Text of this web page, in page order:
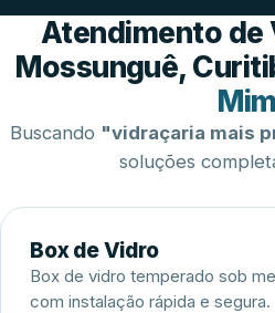
Esquadrias de Alumínio
Atendimento de
Mossunguê,
Mim
Buscando "vidraçaria mais
soluções
Box de Vidro
Box de vidro temperado sob
com instalação rápida e segura.